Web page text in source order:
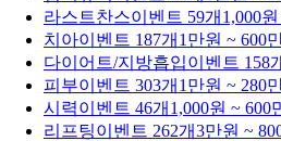
라스트찬스이벤트 59개 1,000
치아이벤트 187개 1만원 ~ 600
다이어트/지방흡입이벤트 158
피부이벤트 303개 1만원 ~ 280
시력이벤트 46개 1,000원 ~ 600
리프팅이벤트 262개3만원 ~